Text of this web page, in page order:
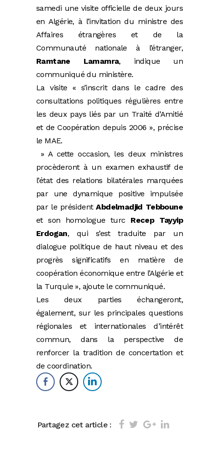
samedi une visite officielle de deux jours
en Algérie, à l’invitation du ministre des
Affaires étrangères et de la
Communauté nationale à l’étranger,
Ramtane Lamamra, indique un
communiqué du ministère.
La visite « s’inscrit dans le cadre des
consultations politiques régulières entre
les deux pays liés par un Traité d’Amitié
et de Coopération depuis 2006 », précise
le MAE.
» A cette occasion, les deux ministres
procèderont à un examen exhaustif de
l’état des relations bilatérales marquées
par une dynamique positive impulsée
par le présidentAbdelmadjid Tebboune
et son homologue turc Recep Tayyip
Erdogan, qui s’est traduite par un
dialogue politique de haut niveau et des
progrès significatifs en matière de
coopération économique entre l’Algérie et
la Turquie », ajoute le communiqué.
Les deux parties échangeront,
également, sur les principales questions
régionales et internationales d’intérêt
commun, dans la perspective de
renforcer la tradition de concertation et
de coordination.
Partagez cet article :